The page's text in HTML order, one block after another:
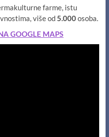
farme, istu
više od 5.000osoba.
GOOGLE MAPS